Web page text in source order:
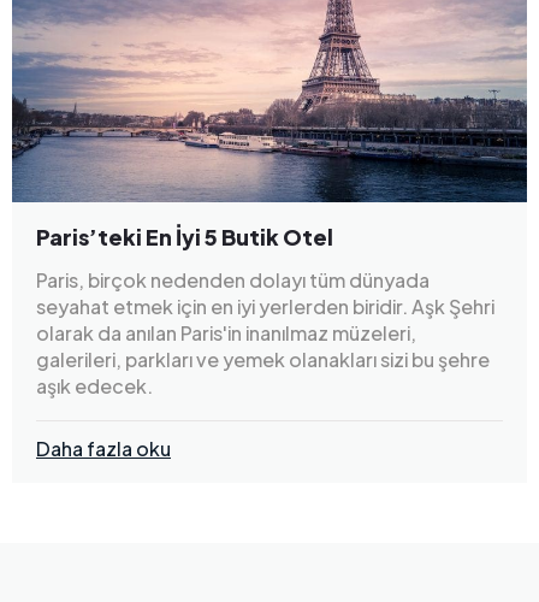
Paris’teki En İyi 5 Butik Otel
Paris, birçok nedenden dolayı tüm dünyada
seyahat etmek için en iyi yerlerden biridir. Aşk Şehri
olarak da anılan Paris'in inanılmaz müzeleri,
galerileri, parkları ve yemek olanakları sizi bu şehre
aşık edecek.
Daha fazla oku